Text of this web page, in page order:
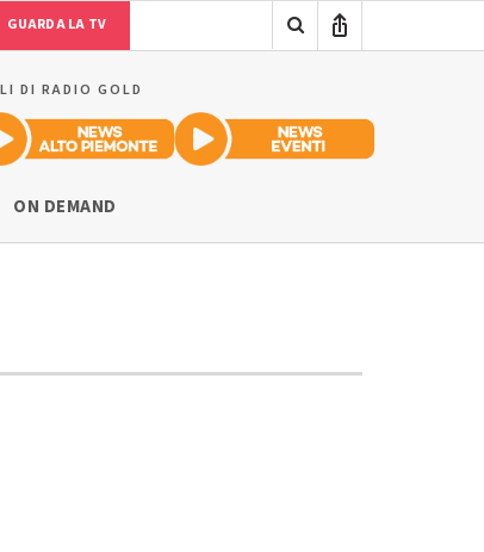
GUARDA LA TV
DI RADIO GOLD
ON DEMAND